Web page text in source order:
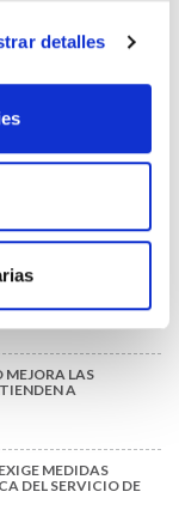
detalles
Y LA
EL I CERTAMEN
MEJORA LAS
A
MEDIDAS
DEL SERVICIO DE